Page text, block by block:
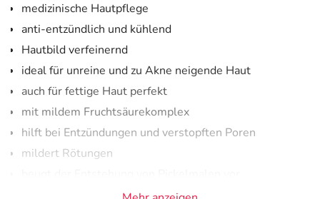
medizinische Hautpflege
anti-entzündlich und kühlend
Hautbild verfeinernd
ideal für unreine und zu Akne neigende Haut
auch für fettige Haut perfekt
mit mildem Fruchtsäurekomplex
hilft bei Entzündungen und verstopften Poren
mildert Rötungen
reguliert die übermäßige Talgproduktion